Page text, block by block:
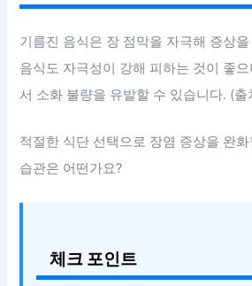
기름진 음식은 장 점막을 자극해 증상
음식도 자극성이 강해 피하는 것이 좋
서 소화 불량을 유발할 수 있습니다. (
적절한 식단 선택으로 장염 증상을 완
습관은 어떤가요?
체크 포인트